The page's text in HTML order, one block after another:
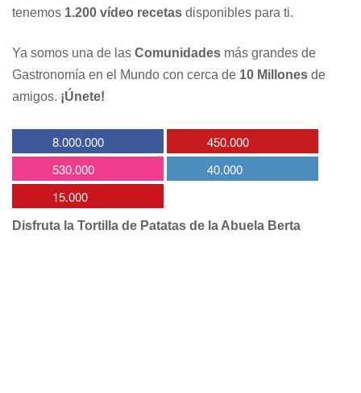
tenemos 1.200 vídeo recetas disponibles para ti.
Ya somos una de las Comunidades más grandes de
Gastronomía en el Mundo con cerca de 10 Millones de
amigos. ¡Únete!
8.000.000
450.000
530.000
40.000
15.000
Disfruta la Tortilla de Patatas de la Abuela Berta